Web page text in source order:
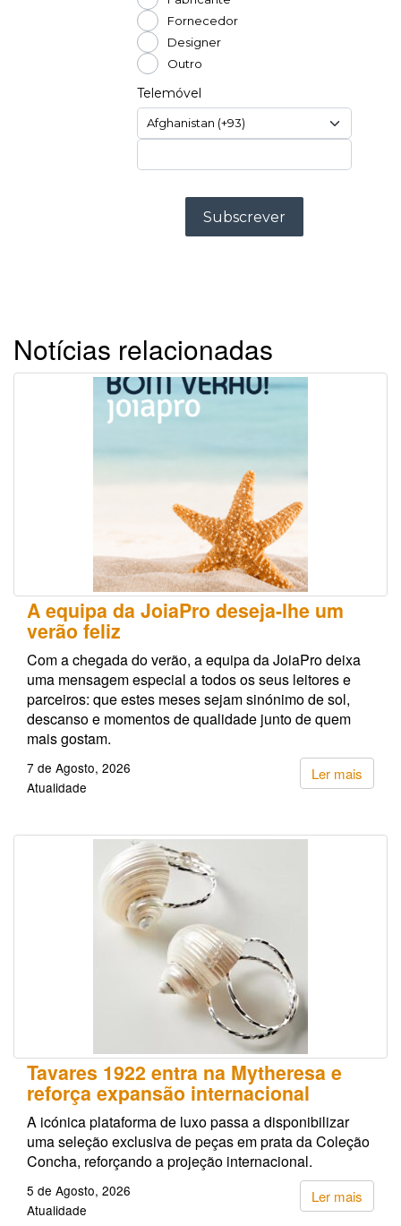
Notícias relacionadas
A equipa da JoiaPro deseja-lhe um
verão feliz
Com a chegada do verão, a equipa da JoiaPro deixa
uma mensagem especial a todos os seus leitores e
parceiros: que estes meses sejam sinónimo de sol,
descanso e momentos de qualidade junto de quem
mais gostam.
Ler mais
7 de Agosto, 2026
Atualidade
Tavares 1922 entra na Mytheresa e
reforça expansão internacional
A icónica plataforma de luxo passa a disponibilizar
uma seleção exclusiva de peças em prata da Coleção
Concha, reforçando a projeção internacional.
Ler mais
5 de Agosto, 2026
Atualidade